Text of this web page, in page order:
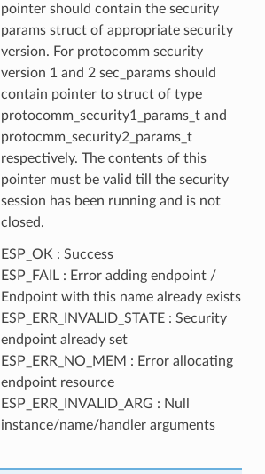
pointer should contain the security
params struct of appropriate security
version. For protocomm security
version 1 and 2 sec_params should
contain pointer to struct of type
protocomm_security1_params_t and
protocmm_security2_params_t
respectively. The contents of this
pointer must be valid till the security
session has been running and is not
closed.
ESP_OK : Success
ESP_FAIL : Error adding endpoint /
Endpoint with this name already exists
ESP_ERR_INVALID_STATE : Security
endpoint already set
ESP_ERR_NO_MEM : Error allocating
endpoint resource
ESP_ERR_INVALID_ARG : Null
instance/name/handler arguments